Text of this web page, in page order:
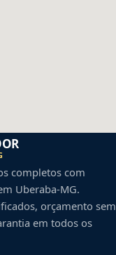
completos com
Uberaba-MG.
orçamento sem
em todos os